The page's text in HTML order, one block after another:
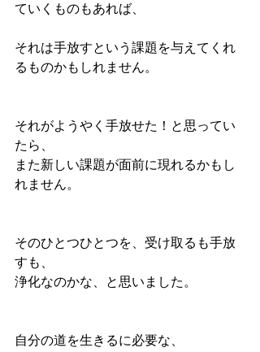
ていくものもあれば、
それは手放すという課題を与えてくれ
るものかもしれません。
それがようやく手放せた！と思ってい
たら、
また新しい課題が面前に現れるかもし
れません。
そのひとつひとつを、受け取るも手放
すも、
浄化なのかな、と思いました。
自分の道を生きるに必要な、